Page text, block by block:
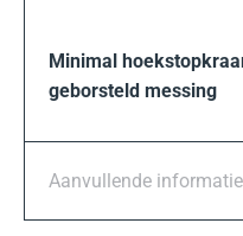
Minimal
geborsteld messing
Aanvullende informatie